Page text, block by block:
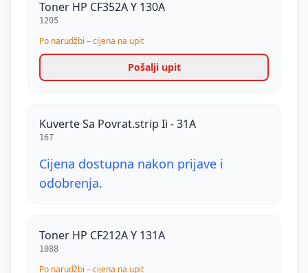
Toner HP CF352A Y 130A
1205
Po narudžbi – cijena na upit
Pošalji upit
Kuverte Sa Povrat.strip Ii - 31A
167
Cijena dostupna nakon prijave i
odobrenja.
Toner HP CF212A Y 131A
1088
Po narudžbi – cijena na upit